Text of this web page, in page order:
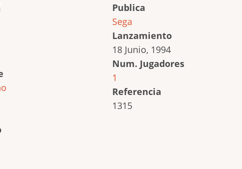
Publica
Sega
Lanzamiento
18 Junio, 1994
Num. Jugadores
1
Referencia
1315